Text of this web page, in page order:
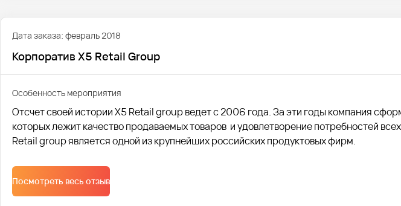
Дата заказа: февраль 2018
Корпоратив X5 Retail Group
Особенность мероприятия
Отсчет своей истории X5 Retail group ведет с 2006 года. За эти годы компания
которых лежит качество продаваемых товаров и удовлетворение потребностей
Retail group является одной из крупнейших российских продуктовых фирм.
Посмотреть весь отзыв